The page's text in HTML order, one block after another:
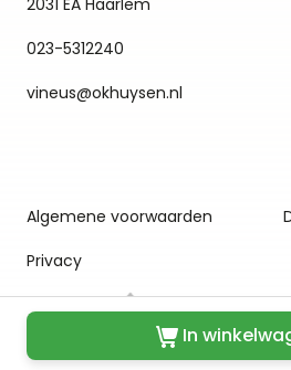
In
2031 EA Haarlem
023-5312240
vineus@okhuysen.nl
Algemene voorwaarden
Privacy